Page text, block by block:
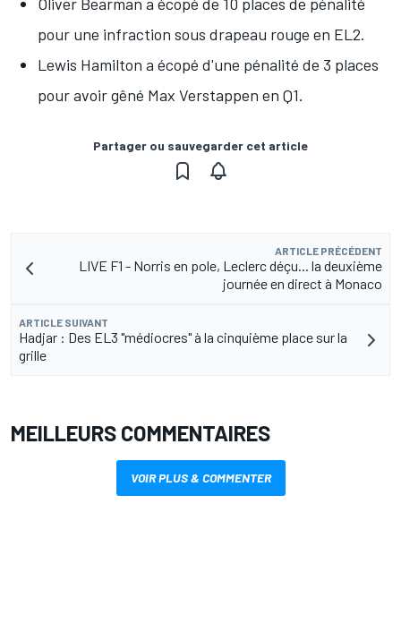
pour une infraction sous drapeau rouge en EL2.
Lewis Hamilton a écopé d'une pénalité de 3 places
pour avoir gêné Max Verstappen en Q1.
Partager ou sauvegarder cet article
ARTICLE PRÉCÉDENT
LIVE F1 - Norris en pole, Leclerc déçu... la deuxième
journée en direct à Monaco
ARTICLE SUIVANT
Hadjar : Des EL3 "médiocres" à la cinquième place sur la
grille
MEILLEURS COMMENTAIRES
VOIR PLUS & COMMENTER